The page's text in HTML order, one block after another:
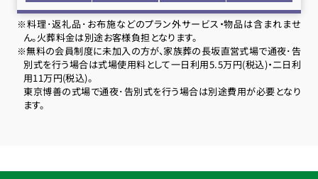
※料理･返礼品･お布施などのプラン外サービス・物品は含まれませ
ん。火葬料金は別途お客様負担となります。
※無料の会員制度に未加入の方が、家族葬の長坂直営式場で通夜･告
別式を行う場合は式場使用料として一日利用5.5万円(税込)・二日利
用11万円(税込)。
東京博善の式場で通夜･告別式を行う場合は別途費用が必要となり
ます。